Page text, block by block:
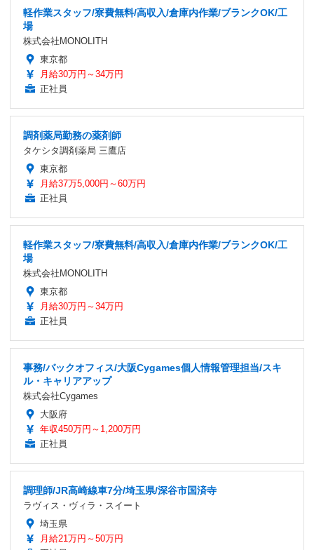
軽作業スタッフ/寮費無料/高収入/倉庫内作業/ブランクOK/工
場
株式会社MONOLITH
東京都
月給30万円～34万円
正社員
調剤薬局勤務の薬剤師
タケシタ調剤薬局 三鷹店
東京都
月給37万5,000円～60万円
正社員
軽作業スタッフ/寮費無料/高収入/倉庫内作業/ブランクOK/工
場
株式会社MONOLITH
東京都
月給30万円～34万円
正社員
事務/バックオフィス/大阪Cygames個人情報管理担当/スキ
ル・キャリアアップ
株式会社Cygames
大阪府
年収450万円～1,200万円
正社員
調理師/JR高崎線車7分/埼玉県/深谷市国済寺
ラヴィス・ヴィラ・スイート
埼玉県
月給21万円～50万円